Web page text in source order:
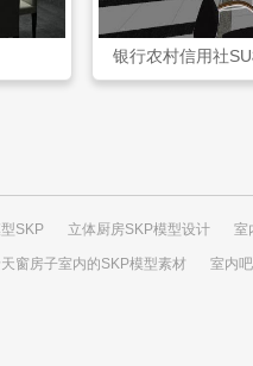
银行农村信用社
SKP 立体厨房SKP模型设计 室
窗房子室内的SKP模型素材 室内